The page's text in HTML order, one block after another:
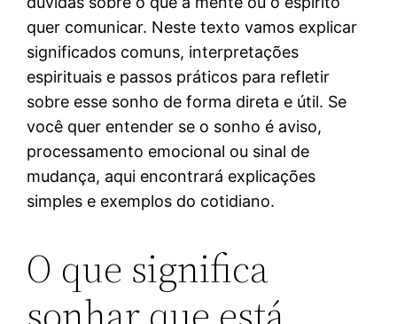
quer comunicar. Neste texto vamos explicar
significados comuns, interpretações
espirituais e passos práticos para refletir
sobre esse sonho de forma direta e útil. Se
você quer entender se o sonho é aviso,
processamento emocional ou sinal de
mudança, aqui encontrará explicações
simples e exemplos do cotidiano.
O que significa